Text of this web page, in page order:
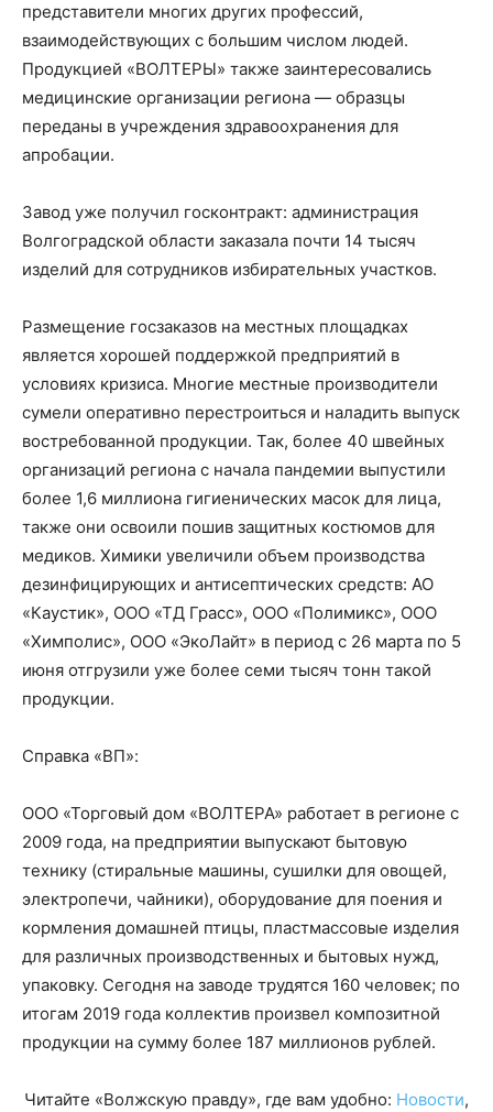
представители многих других профессий,
взаимодействующих с большим числом людей.
Продукцией «ВОЛТЕРЫ» также заинтересовались
медицинские организации региона — образцы
переданы в учреждения здравоохранения для
апробации.
Завод уже получил госконтракт: администрация
Волгоградской области заказала почти 14 тысяч
изделий для сотрудников избирательных участков.
Размещение госзаказов на местных площадках
является хорошей поддержкой предприятий в
условиях кризиса. Многие местные производители
сумели оперативно перестроиться и наладить выпуск
востребованной продукции. Так, более 40 швейных
организаций региона с начала пандемии выпустили
более 1,6 миллиона гигиенических масок для лица,
также они освоили пошив защитных костюмов для
медиков. Химики увеличили объем производства
дезинфицирующих и антисептических средств: АО
«Каустик», ООО «ТД Грасс», ООО «Полимикс», ООО
«Химполис», ООО «ЭкоЛайт» в период с 26 марта по 5
июня отгрузили уже более семи тысяч тонн такой
продукции.
Справка «ВП»:
ООО «Торговый дом «ВОЛТЕРА» работает в регионе с
2009 года, на предприятии выпускают бытовую
технику (стиральные машины, сушилки для овощей,
электропечи, чайники), оборудование для поения и
кормления домашней птицы, пластмассовые изделия
для различных производственных и бытовых нужд,
упаковку. Сегодня на заводе трудятся 160 человек; по
итогам 2019 года коллектив произвел композитной
продукции на сумму более 187 миллионов рублей.
Читайте «Волжскую правду», где вам удобно: Новости,